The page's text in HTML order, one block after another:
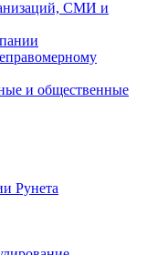
СМИ и
и общественные
Рунета